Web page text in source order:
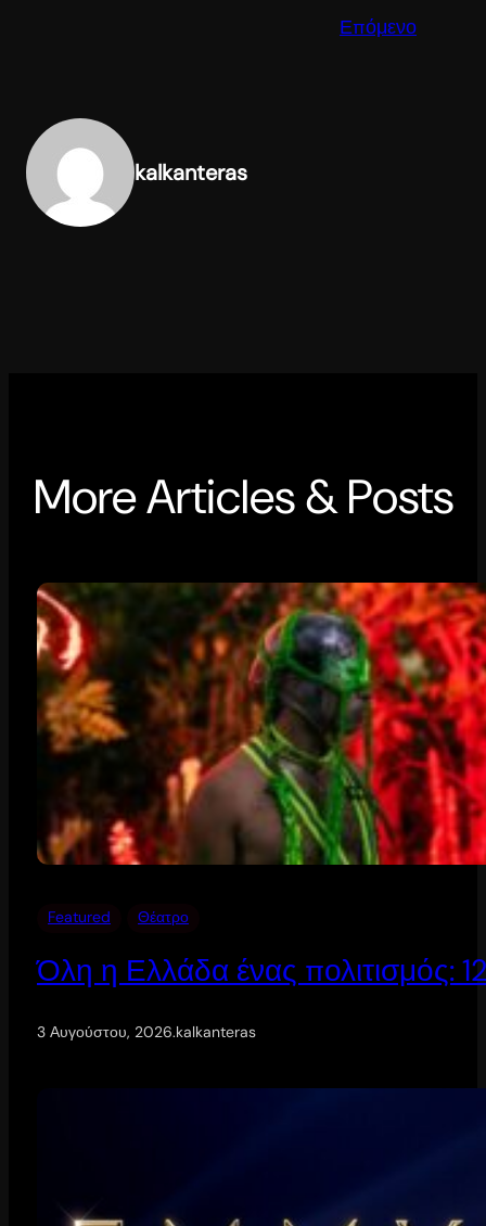
Επόμενο
kalkanteras
More Articles & Posts
Featured Θέατρο
Όλη η Ελλάδα ένας πολιτισμός:
3 Αυγούστου, 2026.kalkanteras